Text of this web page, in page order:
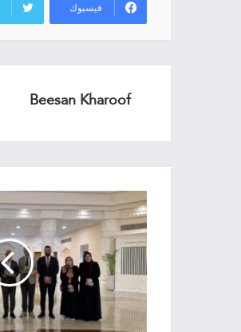
فيسبوك
Beesan Kharoof